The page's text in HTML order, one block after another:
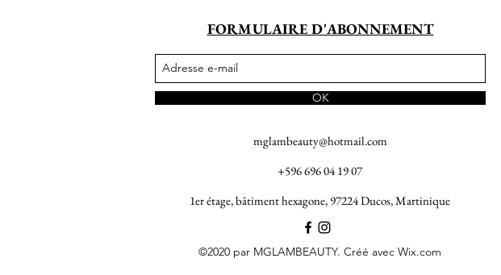
FORMULAIRE D'ABONNEMENT
OK
mglambeauty@hotmail.com
+596 696 04 19 07
1er étage, bâtiment hexagone, 97224 Ducos, Martinique
©2020 par MGLAMBEAUTY. Créé avec Wix.com